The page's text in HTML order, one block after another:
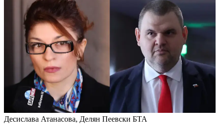
Десислава Атанасова, Делян Пеевски БТА